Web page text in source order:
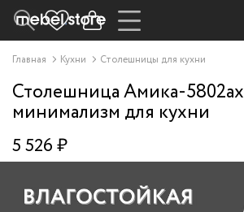
Главная Кухни Столешницы для кухни
Столешница Амика-5802ax
минимализм для кухни
5 526 ₽